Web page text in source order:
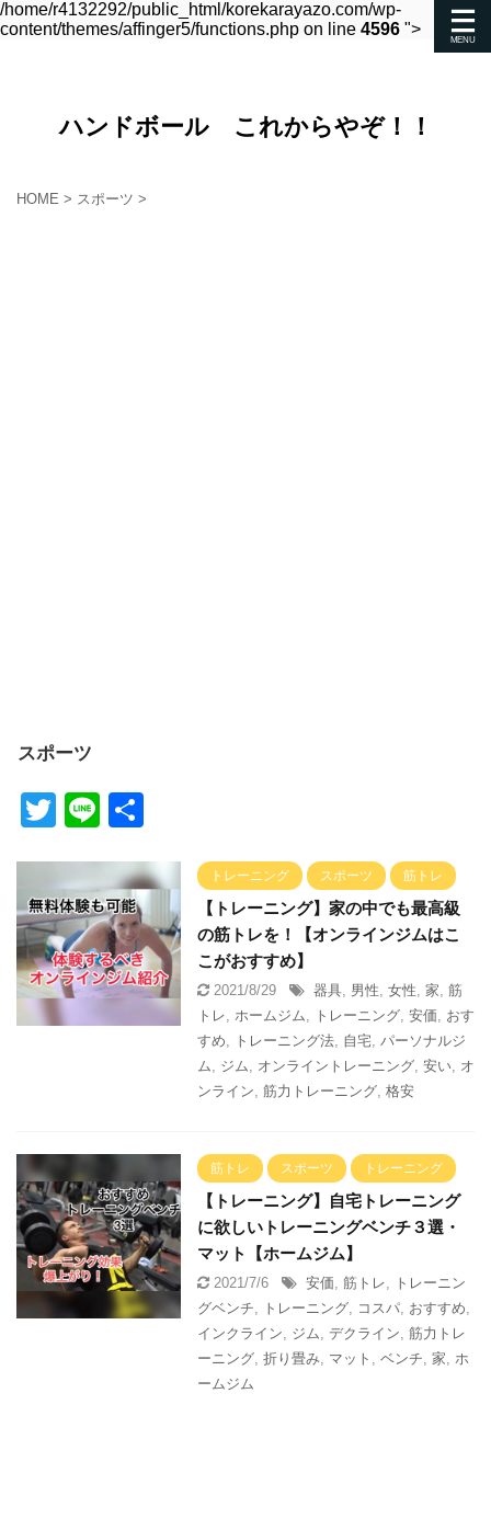
/home/r4132292/public_html/korekarayazo.com/wp-
content/themes/affinger5/functions.php on line 4596 ">
ハンドボール これからやぞ！！
HOME > スポーツ >
スポーツ
T
tt
er
Li
e
トレーニング スポーツ 筋トレ
【トレーニング】家の中でも最高級
の筋トレを！【オンラインジムはこ
こがおすすめ】
2021/8/29 器具, 男性, 女性, 家, 筋
トレ, ホームジム, トレーニング, 安価, おす
すめ, トレーニング法, 自宅, パーソナルジ
ム, ジム, オンライントレーニング, 安い, オ
ンライン, 筋力トレーニング, 格安
筋トレ スポーツ トレーニング
【トレーニング】自宅トレーニング
に欲しいトレーニングベンチ３選・
マット【ホームジム】
2021/7/6 安価, 筋トレ,
トレーニン
グベンチ, トレーニング, コスパ, おすすめ,
インクライン, ジム, デクライン, 筋力トレ
ーニング, 折り畳み, マット , ベンチ, 家, ホ
ームジム